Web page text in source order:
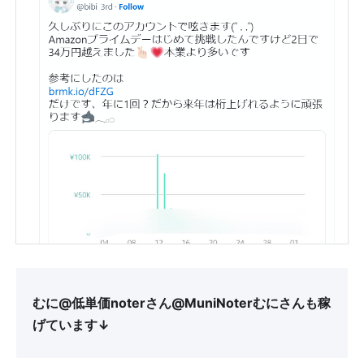
むに@低単価noterさん@MuniNoterむにさんも稼
げています↓